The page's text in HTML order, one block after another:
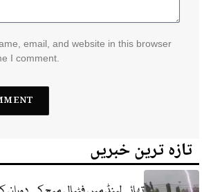
email, and website in this browser
I comment.
تازہ ترین خبریں